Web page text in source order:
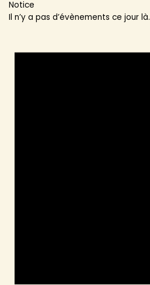
Notice
Il n’y a pas d’évènements ce jour là.